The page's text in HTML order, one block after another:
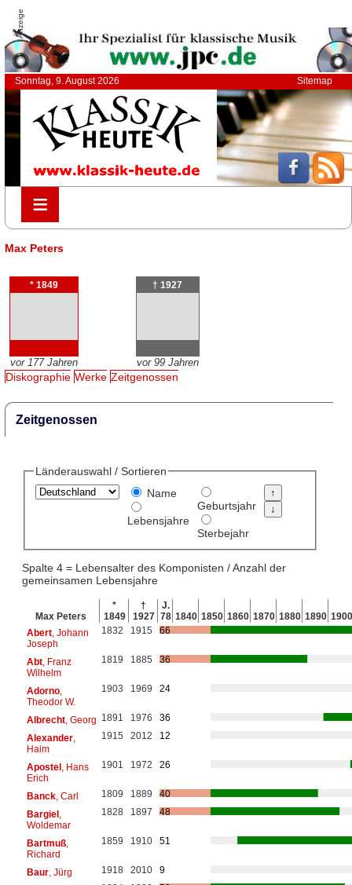
Anzeige
Sonntag, 9. August 2026 Sitemap
≡
≡
Max Peters
* 1849
vor 177 Jahren
† 1927
vor 99 Jahren
Diskographie Werke Zeitgenossen
Zeitgenossen
Länderauswahl / Sortieren
Name
Lebensjahre
Geburtsjahr
Sterbejahr
Spalte 4 = Lebensalter des Komponisten / Anzahl der
gemeinsamen Lebensjahre
Max Peters
*
1849
†
1927
J.
78 1840 1850 1860 1870 1880 1890 1900
Abert, Johann
Joseph
1832 1915 66
Abt, Franz
Wilhelm
1819 1885 36
Adorno,
Theodor W.
1903 1969 24
Albrecht, Georg 1891 1976
36
Alexander,
Haim
1915 2012 12
Apostel , Hans
Erich
1901 1972 26
Banck, Carl 1809 1889
40
Bargiel ,
Woldemar
1828 1897 48
Bartmuß,
Richard
1859 1910 51
Baur, Jürg 1918 2010
9